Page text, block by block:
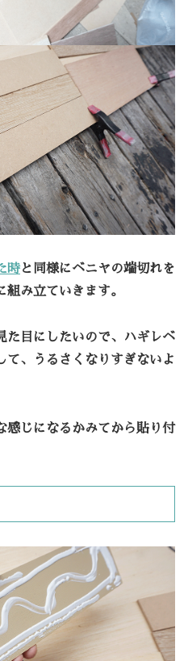
時と同様にベニヤの端切れを
み立ていきます。
た目にしたいので、ハギレベ
て、うるさくなりすぎないよ
感じになるかみてから貼り付